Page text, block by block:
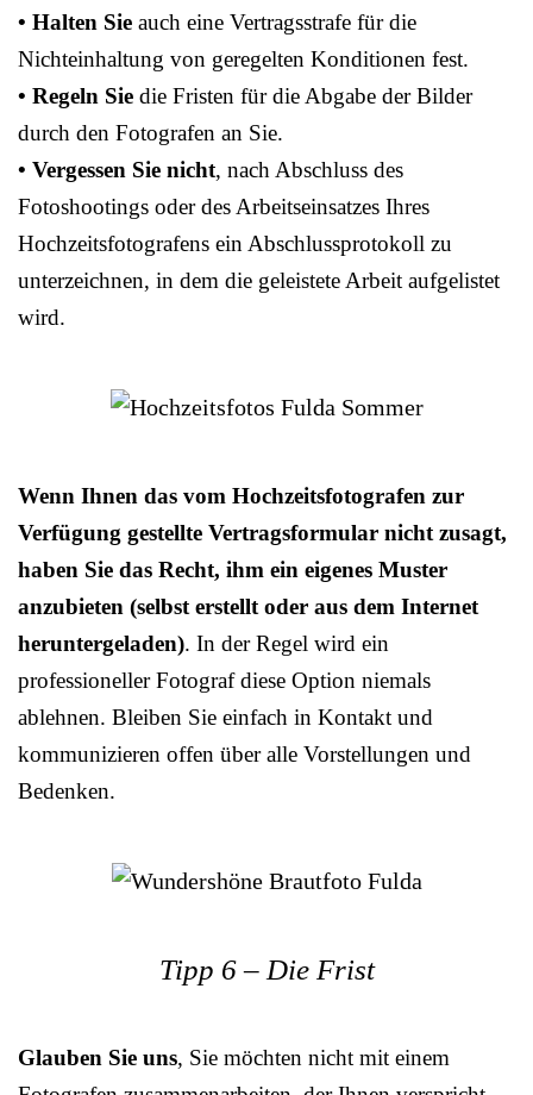
• Halten Sie auch eine Vertragsstrafe für die
Nichteinhaltung von geregelten Konditionen fest.
• Regeln Sie die Fristen für die Abgabe der Bilder
durch den Fotografen an Sie.
• Vergessen Sie nicht, nach Abschluss des
Fotoshootings oder des Arbeitseinsatzes Ihres
Hochzeitsfotografens ein Abschlussprotokoll zu
unterzeichnen, in dem die geleistete Arbeit aufgelistet
wird.
Wenn Ihnen das vom Hochzeitsfotografen zur
Verfügung gestellte Vertragsformular nicht zusagt,
haben Sie das Recht, ihm ein eigenes Muster
anzubieten (selbst erstellt oder aus dem Internet
heruntergeladen). In der Regel wird ein
professioneller Fotograf diese Option niemals
ablehnen. Bleiben Sie einfach in Kontakt und
kommunizieren offen über alle Vorstellungen und
Bedenken.
Tipp 6 – Die Frist
Glauben Sie uns, Sie möchten nicht mit einem